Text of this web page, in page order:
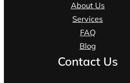
About Us
Services
FAQ
Blog
Contact Us